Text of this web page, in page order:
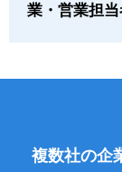
業・営業担当
複数社の企